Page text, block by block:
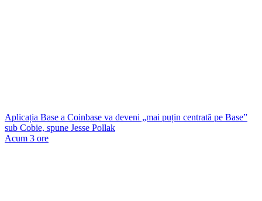
Aplicația Base a Coinbase va deveni „mai puțin centrată pe Base”
sub Cobie, spune Jesse Pollak
Acum 3 ore